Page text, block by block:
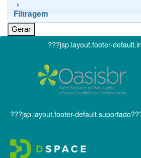
Filtragem
???jsp.layout.footer-
???jsp.layout.footer-